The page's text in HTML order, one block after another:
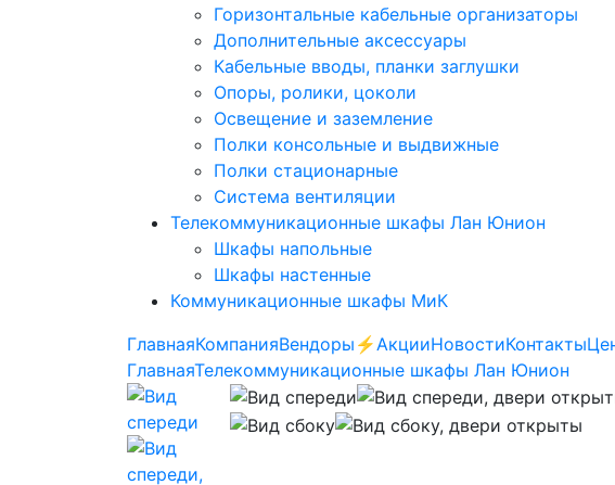
Горизонтальные кабельные организаторы
Дополнительные аксессуары
Кабельные вводы, планки заглушки
Опоры, ролики, цоколи
Освещение и заземление
Полки консольные и выдвижные
Полки стационарные
Система вентиляции
Телекоммуникационные шкафы Лан Юнион
Шкафы напольные
Шкафы настенные
Коммуникационные шкафы МиК
ГлавнаяКомпанияВендоры ⚡️АкцииНовостиКонтакты
ГлавнаяТелекоммуникационные шкафы Лан Юнион